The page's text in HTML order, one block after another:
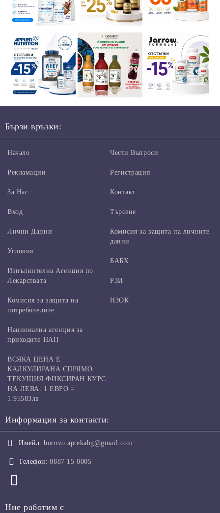
Бързи връзки:
Начало
Рекламации
За Нас
Вход
Чести Въпроси
Регистрация
Контакт
Търсене
Лични Данни
Условия
Изпълнителна Агенция по
Лекарствата
Комисия за защита на
потребителите
Комисия за защита на личните
данни
БАБХ
РЗИ
НЗОК
Национална агенция за
приходите НАП
ВСЯКА ЦЕНА Е
КАЛКУЛИРАНА СПРЯМО
ТЕКУЩИЯ ФИКСИРАН КУРС
НА ЛЕВА: 1 ЕВРО =
1.95583лв
Информация за контакти:
Имейл: borovo.aptekabg@gmail.com
Телефон: 0887 15 0005
Ние работим с